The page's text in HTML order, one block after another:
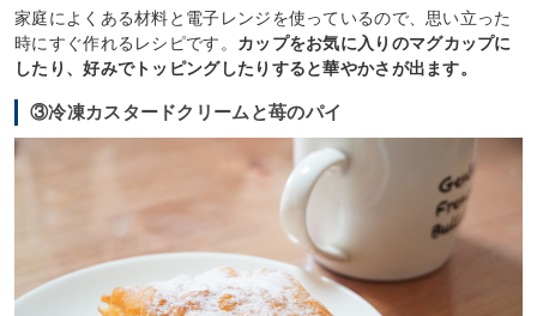
家庭によくある材料と電子レンジを使っているので、思い立った
時にすぐ作れるレシピです。 カップをお気に入りのマグカップに
したり、好みでトッピングしたりすると華やかさが出ます。
③冷凍カスタードクリームと苺のパイ